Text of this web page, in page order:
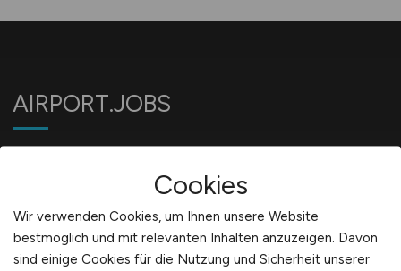
AIRPORT.JOBS
Für Arbeitgeber
Cookies
Wir verwenden Cookies, um Ihnen unsere Website
bestmöglich und mit relevanten Inhalten anzuzeigen. Davon
sind einige Cookies für die Nutzung und Sicherheit unserer